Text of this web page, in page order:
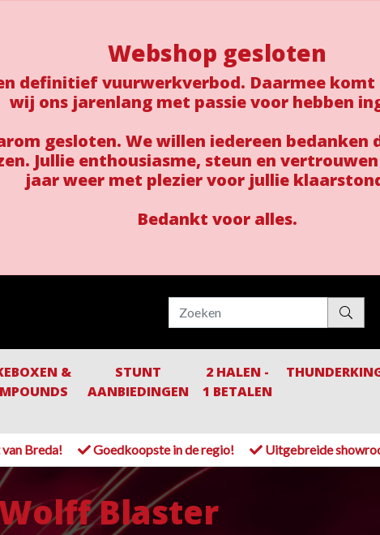
Webshop gesloten
definitief vuurwerkverbod. Daarmee
wij ons jarenlang met passie voor hebben
gesloten. We willen iedereen
Jullie enthousiasme, steun en
jaar weer met plezier voor jullie
Bedankt voor alles.
&
STUNT
AANBIEDINGEN
2 HALEN -
1 BETALEN
Breda! Goedkoopste in de regio! Uitgebreide
Blaster